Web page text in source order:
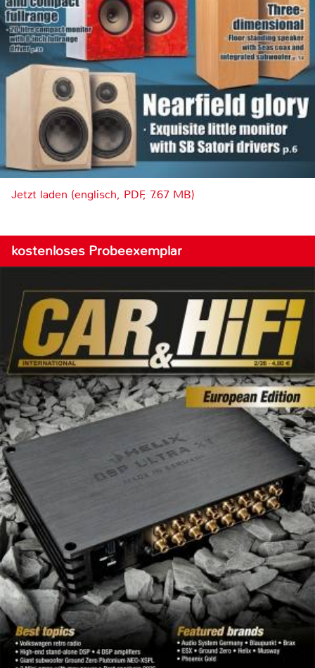
Jetzt laden (englisch, PDF, 7.67 MB)
kostenloses Probeexemplar